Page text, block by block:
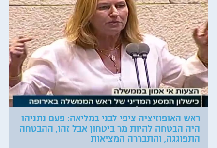
ראש האופוזיציה ציפי לבני במליאה: פעם נתניהו
היה הבטחה להיות מר ביטחון אבל זהו, ההבטחה
התפוגגה, והתבררה המציאות